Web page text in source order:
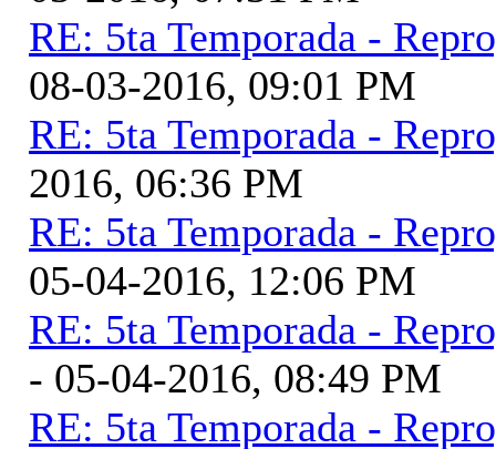
RE: 5ta Temporada -
08-03-2016, 09:01 PM
RE: 5ta Temporada -
2016, 06:36 PM
RE: 5ta Temporada -
05-04-2016, 12:06 PM
RE: 5ta Temporada -
- 05-04-2016, 08:49 PM
RE: 5ta Temporada -